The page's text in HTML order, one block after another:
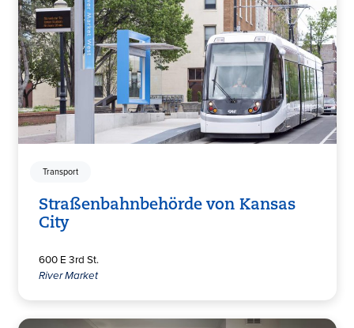
Transport
Straßenbahnbehörde von Kansas
City
600 E 3rd St.
River Market